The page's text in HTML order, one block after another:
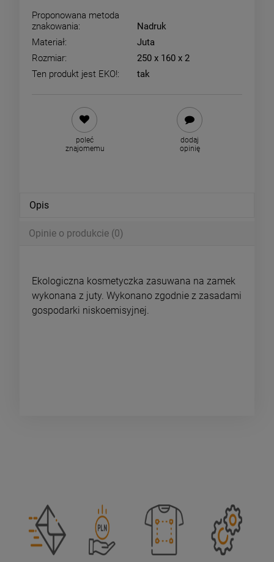
Proponowana metoda
znakowania:
Nadruk
Materiał:
Juta
Rozmiar:
250 x 160 x 2
Ten produkt jest EKO!:
tak
poleć
znajomemu
dodaj
opinię
Opis
Opinie o produkcie (0)
Ekologiczna kosmetyczka zasuwana na zamek
wykonana z juty. Wykonano zgodnie z zasadami
gospodarki niskoemisyjnej.